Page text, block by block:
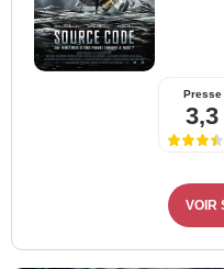
Presse
3,3
VOIR